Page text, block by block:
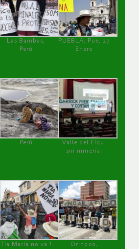
Las Bambas,
Perú
PUEBLA, Pue, 27
Enero
Perú
Valle del Elqui
sin minería.
Tía María no va ! Orinoco,